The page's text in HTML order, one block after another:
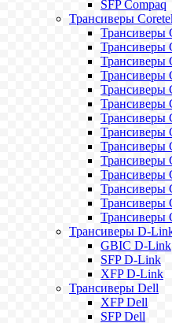
SFP Compaq
Трансиверы
Трансиверы
Трансиверы
Трансиверы
Трансиверы
Трансиверы
Трансиверы
Трансиверы
Трансиверы
Трансиверы
Трансиверы
Трансиверы
Трансиверы
Трансиверы
Трансиверы
Трансиверы D-
GBIC D-Link
SFP D-Link
XFP D-Link
Трансиверы Dell
XFP Dell
SFP Dell